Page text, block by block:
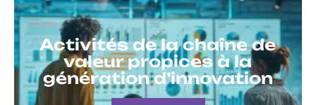
Activités de la chaîne de
valeur propices à la
génération d’innovation